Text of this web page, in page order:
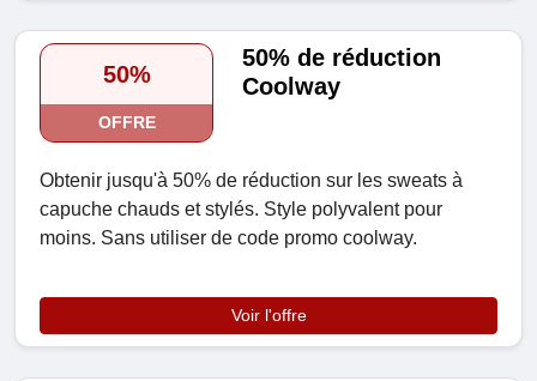
50%
OFFRE
50% de réduction
Coolway
Obtenir jusqu'à 50% de réduction sur les sweats à
capuche chauds et stylés. Style polyvalent pour
moins. Sans utiliser de code promo coolway.
Voir l'offre